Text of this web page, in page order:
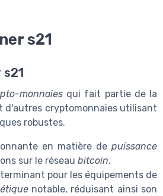
s21
monnaies qui fait partie de la
d'autres cryptomonnaies utilisant
robustes.
en matière de puissance
sur le réseau bitcoin.
pour les équipements de
notable, réduisant ainsi son